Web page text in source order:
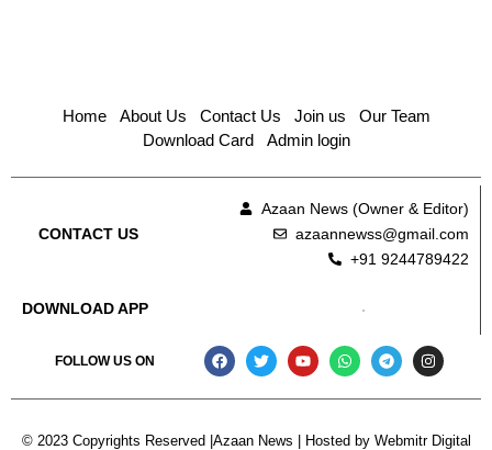
Home About Us Contact Us Join us
Our Team
Download Card
Admin login
CONTACT US
Azaan News (Owner & Editor)
azaannewss@gmail.com
+91 9244789422
DOWNLOAD APP
FOLLOW US ON
© 2023 Copyrights Reserved |Azaan News | Hosted by Webmitr Digital